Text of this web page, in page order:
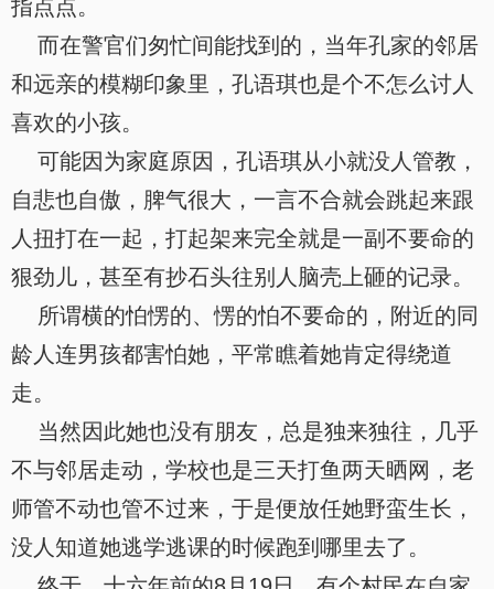
指点点。
而在警官们匆忙间能找到的，当年孔家的邻居
和远亲的模糊印象里，孔语琪也是个不怎么讨人
喜欢的小孩。
可能因为家庭原因，孔语琪从小就没人管教，
自悲也自傲，脾气很大，一言不合就会跳起来跟
人扭打在一起，打起架来完全就是一副不要命的
狠劲儿，甚至有抄石头往别人脑壳上砸的记录。
所谓横的怕愣的、愣的怕不要命的，附近的同
龄人连男孩都害怕她，平常瞧着她肯定得绕道
走。
当然因此她也没有朋友，总是独来独往，几乎
不与邻居走动，学校也是三天打鱼两天晒网，老
师管不动也管不过来，于是便放任她野蛮生长，
没人知道她逃学逃课的时候跑到哪里去了。